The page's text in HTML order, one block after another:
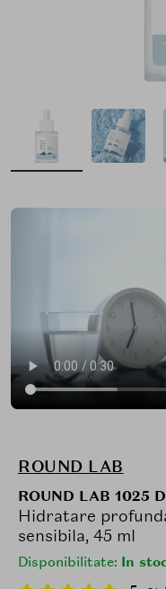
ROUND LAB
ROUND LAB 1025
Hidratare
sensibila, 45 ml
Disponibilitate: In